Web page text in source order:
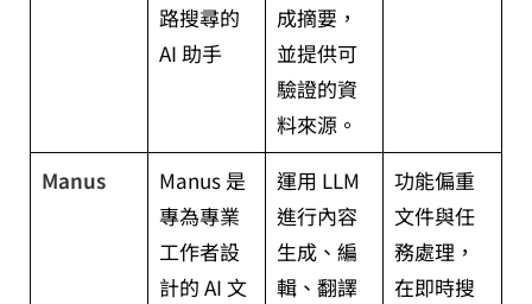
路搜尋的
AI 助手
成摘要，
並提供可
驗證的資
料來源。
Manus
Manus 是
專為專業
工作者設
計的 AI 文
運用 LLM
進行內容
生成、編
輯、翻譯
功能偏重
文件與任
務處理，
在即時搜